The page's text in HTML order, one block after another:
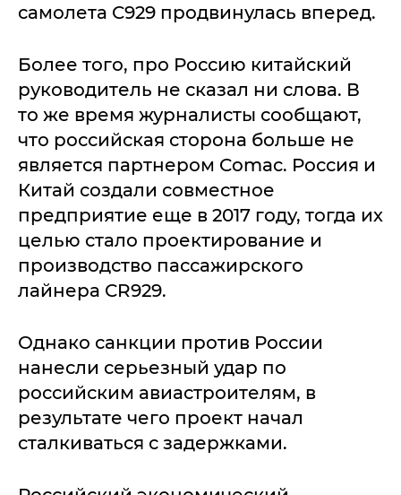
самолета C929 продвинулась вперед.
Более того, про Россию китайский
руководитель не сказал ни слова. В
то же время журналисты сообщают,
что российская сторона больше не
является партнером Comac. Россия и
Китай создали совместное
предприятие еще в 2017 году, тогда их
целью стало проектирование и
производство пассажирского
лайнера CR929.
Однако санкции против России
нанесли серьезный удар по
российским авиастроителям, в
результате чего проект начал
сталкиваться с задержками.